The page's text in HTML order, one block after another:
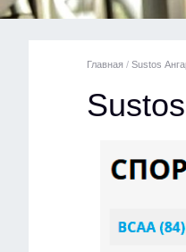
Главная / Sustos